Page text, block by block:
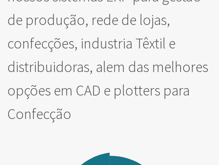
de produção, rede de lojas,
confecções, industria Têxtil e
distribuidoras, alem das melhores
opções em CAD e plotters para
Confecção